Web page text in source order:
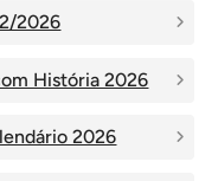
2026
História 2026
2026